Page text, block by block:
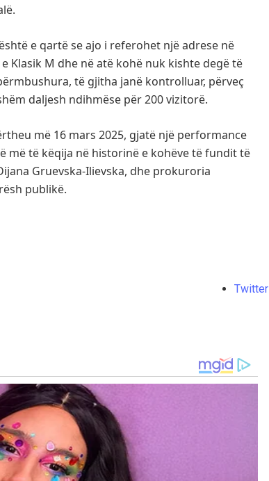
e qartë se ajo i referohet një adrese në
Klasik M dhe në atë kohë nuk kishte degë të
të gjitha janë kontrolluar, përveç
daljesh ndihmëse për 200 vizitorë.
më 16 mars 2025, gjatë një performance
më të këqija në historinë e kohëve të fundit të
Gruevska-Ilievska, dhe prokuroria
publikë.
Twitter